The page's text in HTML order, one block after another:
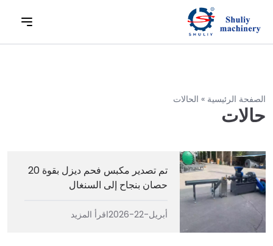
الصفحة الرئيسية » الحالات
حالات
تم تصدير مكبس فحم ديزل بقوة 20
حصان بنجاح إلى السنغال
أبريل-22-2026 اقرأ المزيد